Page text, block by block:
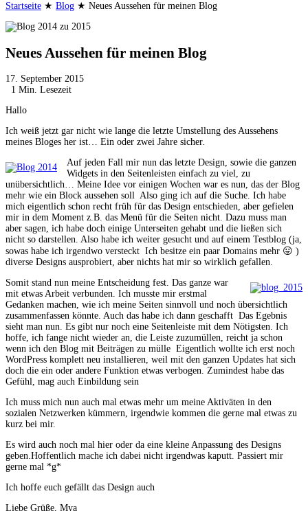
Startseite ★ Blog ★ Neues Aussehen für meinen Blog
Neues Aussehen für meinen Blog
17. September 2015
1 Min. Lesezeit
Hallo
Ich weiß jetzt gar nicht wie lange die letzte Umstellung des Aussehens
meines Bloges her ist… Ein oder zwei Jahre sicher.
Auf jeden Fall mir nun das letzte Design, sowie die ganzen
Widgets in den Seitenleisten einfach zu viel, zu
unübersichtlich… Meine Idee vor einigen Wochen war es nun, das der Blog
mehr wie ein Block aussehen soll Also ging ich auf die Suche. Ich habe
mich eigentlich schon recht früh für das Design entschieden, aber gefielen
mir in dem Moment z.B. das Menü für die Seiten nicht. Dazu muss man
aber sagen, ich habe doch einige Unterseiten gehabt und die ließen sich
nicht so darstellen. Also habe ich weiter gesucht und auf einem Testblog (ja,
sowas habe ich irgendwo versteckt Ich besitze ein paar Domains mehr 😛 )
diverse Designs ausprobiert, aber nichts hat mir so wirklich gefallen.
Somit stand nun meine Entscheidung fest. Das ganze war
mit etwas Arbeit verbunden. Ich musste mir erstmal
Gedanken machen, wie ich meine Seiten sinnvoll und noch übersichtlich
zusammenfassen könnte. Auch das habe ich dann geschafft Das Egebnis
sieht man nun. Es gibt nur noch eine Seitenleiste mit dem Nötigsten. Ich
hoffe, ich fange nicht wieder an, die Leiste zuzumüllen, reicht ja schon
wenn ich den Blog mit Beiträgen zu mülle Eigentlich wollte ich erst noch
WordPress komplett neu installieren, weil mit den ganzen Updates hat sich
doch die ein oder andere Funktion etwas verbogen. Zumindest habe das
Gefühl, mag auch Einbildung sein
Ich muss mich nun auch mal etwas mehr um meine Aktiväten in den
sozialen Netzwerken kümmern, irgendwie kommen die gerne mal etwas zu
kurz bei mir.
Es wird auch noch mal hier oder da eine kleine Anpassung des Designs
geben.Hoffentlich mache ich dabei nicht irgendwas kaputt. Passiert mir
gerne mal *g*
Ich hoffe euch gefällt das Design auch
Liebe Grüße, Mya